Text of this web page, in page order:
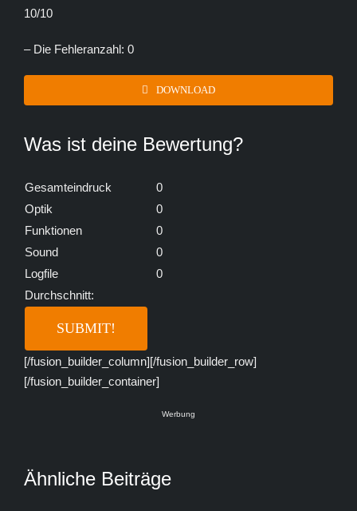
10/10
– Die Fehleranzahl: 0
DOWNLOAD
Was ist deine Bewertung?
Gesamteindruck
0
Optik
0
Funktionen
0
Sound
0
Logfile
0
Durchschnitt:
[/fusion_builder_column][/fusion_builder_row]
[/fusion_builder_container]
Werbung
Ähnliche Beiträge